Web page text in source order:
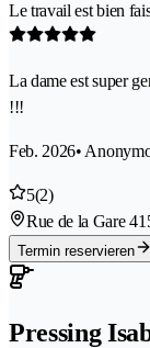
Le travail est bien
La dame est super
!!!
Feb. 2026•
5(2)
Rue de la Gare 4
Termin reservieren
Pressing